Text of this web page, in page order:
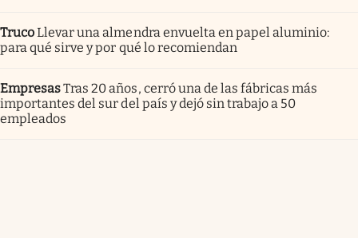
TrucoLlevar una almendra envuelta en papel aluminio:
para qué sirve y por qué lo recomiendan
EmpresasTras 20 años, cerró una de las fábricas más
importantes del sur del país y dejó sin trabajo a 50
empleados